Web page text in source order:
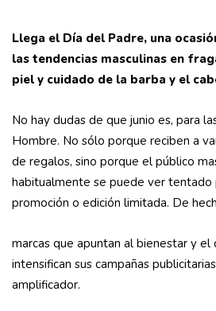
Llega el Día del Padre, una
las tendencias masculinas en
piel y cuidado de la barba y el
No hay dudas de que junio es, para
Hombre. No sólo porque reciben a
de regalos, sino porque el público
habitualmente se puede ver tentado
promoción o edición limitada. De
marcas que apuntan al bienestar y el
intensifican sus campañas
amplificador.